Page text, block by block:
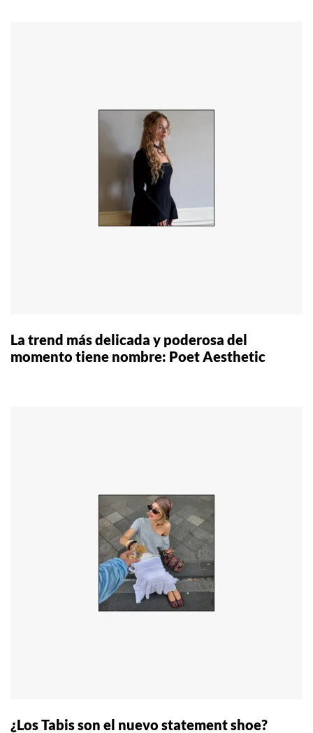
La trend más delicada y poderosa del
momento tiene nombre: Poet Aesthetic
¿Los Tabis son el nuevo statement shoe?